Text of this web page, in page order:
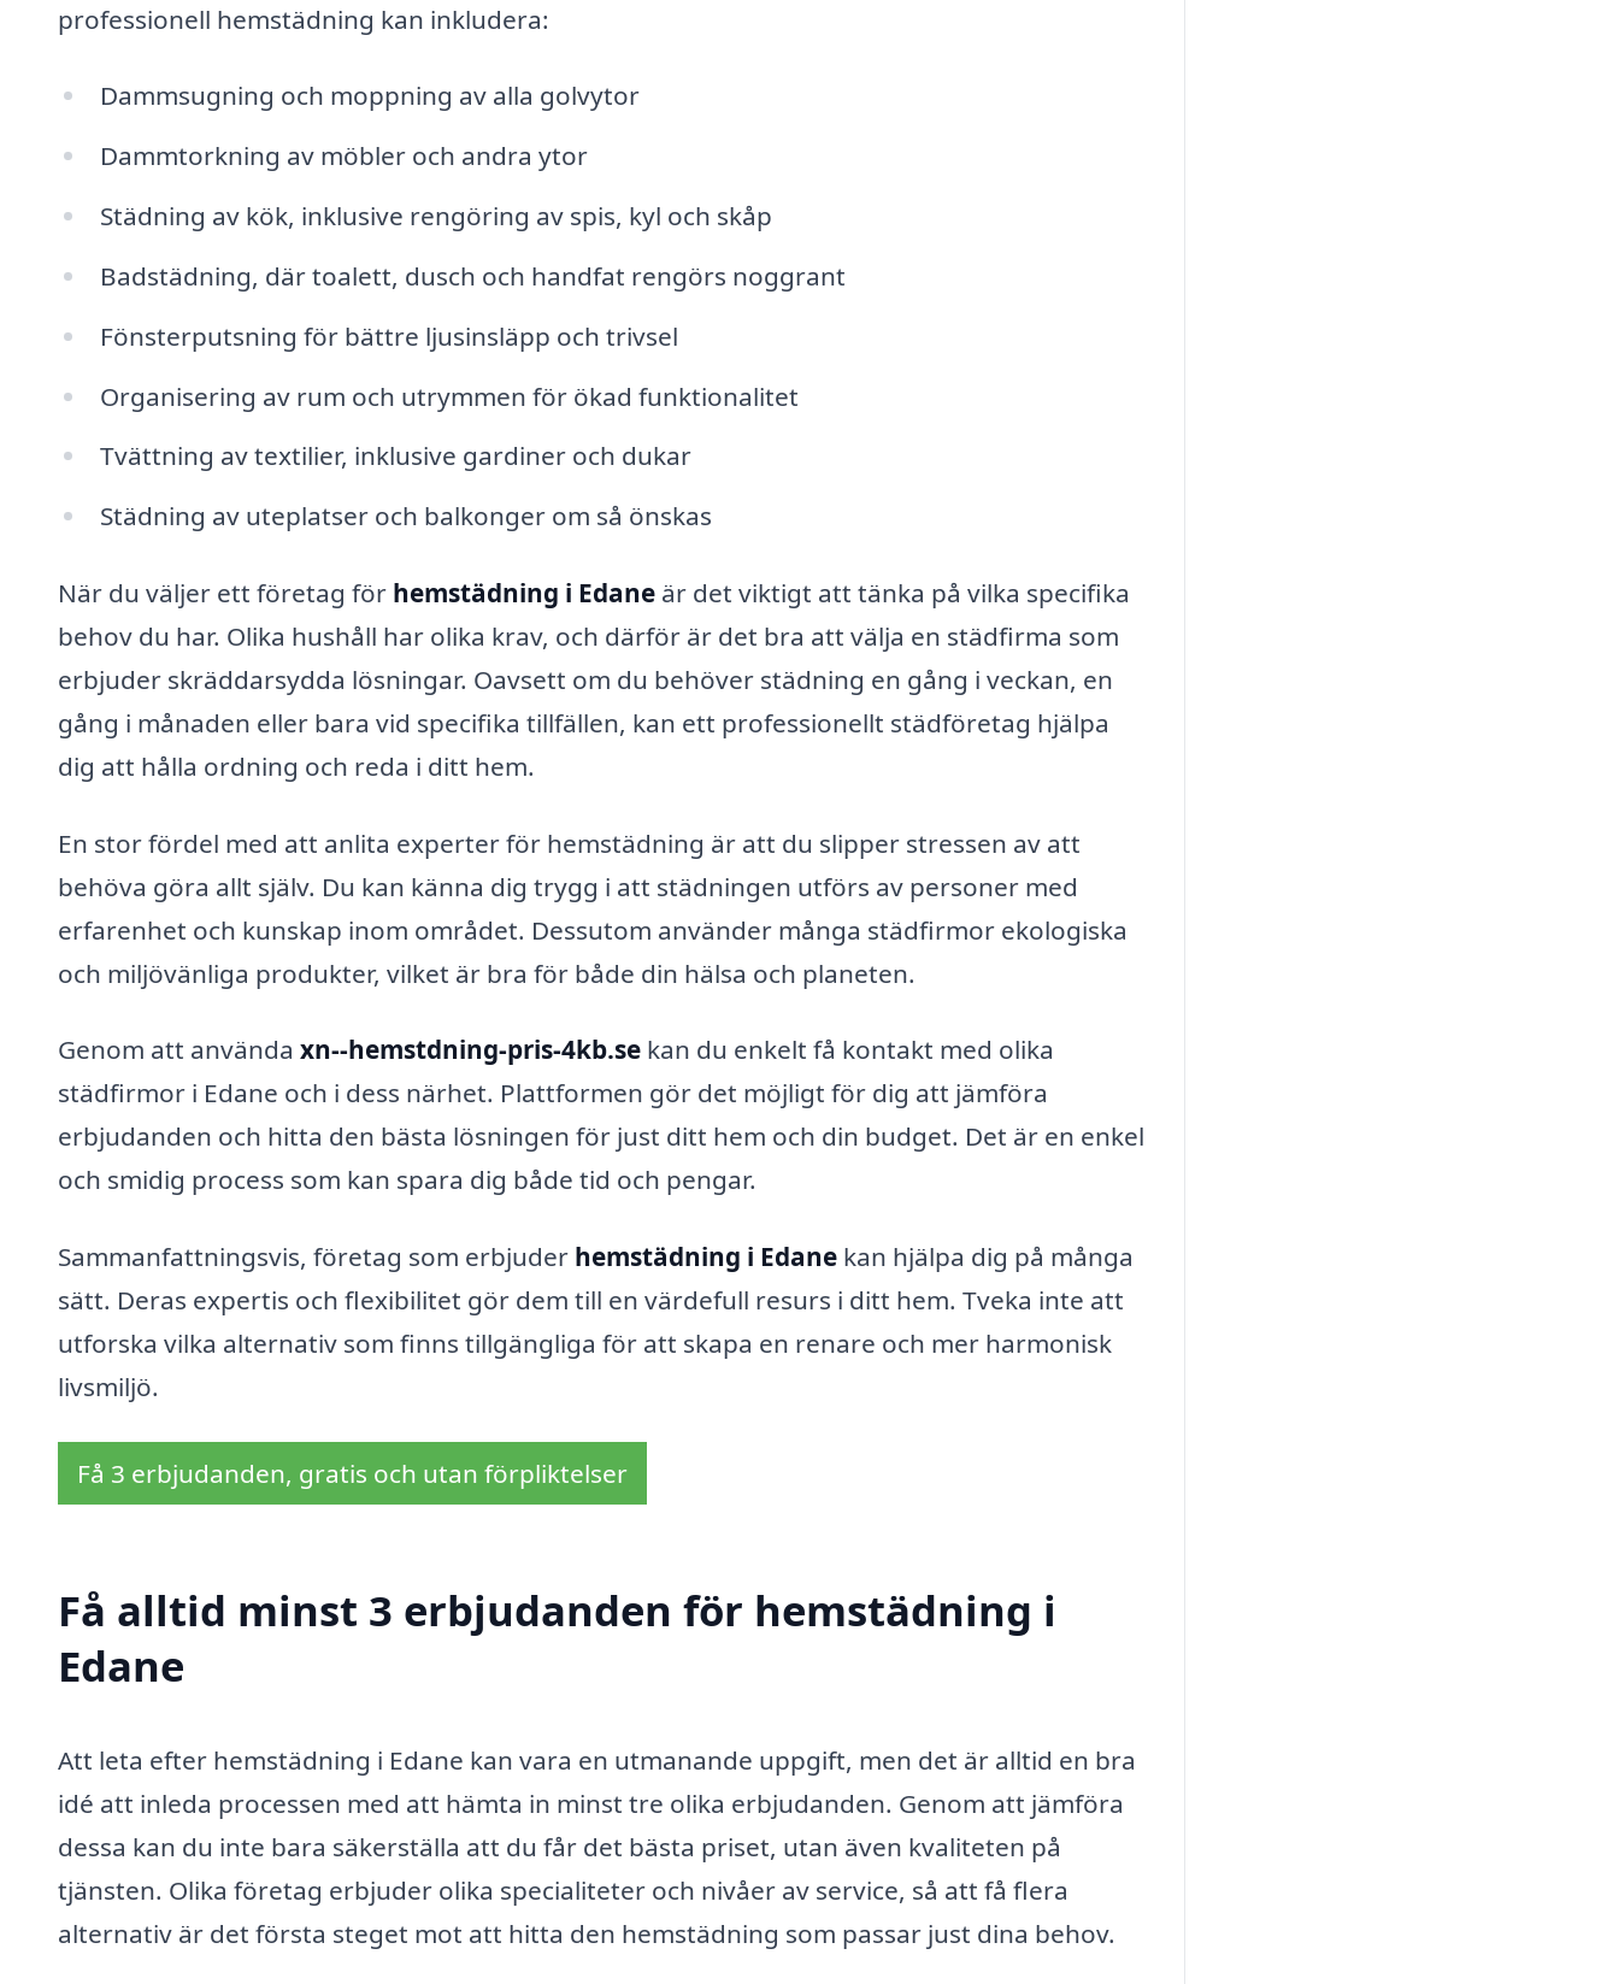
professionell hemstädning kan inkludera:
Dammsugning och moppning av alla golvytor
Dammtorkning av möbler och andra ytor
Städning av kök, inklusive rengöring av spis, kyl och skåp
Badstädning, där toalett, dusch och handfat rengörs noggrant
Fönsterputsning för bättre ljusinsläpp och trivsel
Organisering av rum och utrymmen för ökad funktionalitet
Tvättning av textilier, inklusive gardiner och dukar
Städning av uteplatser och balkonger om så önskas
När du väljer ett företag för hemstädning i Edane är det viktigt att tänka på vilka specifika
behov du har. Olika hushåll har olika krav, och därför är det bra att välja en städfirma som
erbjuder skräddarsydda lösningar. Oavsett om du behöver städning en gång i veckan, en
gång i månaden eller bara vid specifika tillfällen, kan ett professionellt städföretag hjälpa
dig att hålla ordning och reda i ditt hem.
En stor fördel med att anlita experter för hemstädning är att du slipper stressen av att
behöva göra allt själv. Du kan känna dig trygg i att städningen utförs av personer med
erfarenhet och kunskap inom området. Dessutom använder många städfirmor ekologiska
och miljövänliga produkter, vilket är bra för både din hälsa och planeten.
Genom att använda xn--hemstdning-pris-4kb.se kan du enkelt få kontakt med olika
städfirmor i Edane och i dess närhet. Plattformen gör det möjligt för dig att jämföra
erbjudanden och hitta den bästa lösningen för just ditt hem och din budget. Det är en enkel
och smidig process som kan spara dig både tid och pengar.
Sammanfattningsvis, företag som erbjuder hemstädning i Edane kan hjälpa dig på många
sätt. Deras expertis och flexibilitet gör dem till en värdefull resurs i ditt hem. Tveka inte att
utforska vilka alternativ som finns tillgängliga för att skapa en renare och mer harmonisk
livsmiljö.
Få 3 erbjudanden, gratis och utan förpliktelser
Få alltid minst 3 erbjudanden för hemstädning i
Edane
Att leta efter hemstädning i Edane kan vara en utmanande uppgift, men det är alltid en bra
idé att inleda processen med att hämta in minst tre olika erbjudanden. Genom att jämföra
dessa kan du inte bara säkerställa att du får det bästa priset, utan även kvaliteten på
tjänsten. Olika företag erbjuder olika specialiteter och nivåer av service, så att få flera
alternativ är det första steget mot att hitta den hemstädning som passar just dina behov.